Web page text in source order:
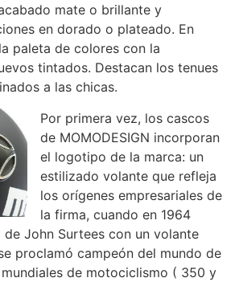
mate o brillante y
en dorado o plateado. En
paleta de colores con la
tintados. Destacan los tenues
a las chicas.
Por primera vez, los cascos
de MOMODESIGN incorporan
el logotipo de la marca: un
estilizado volante que refleja
los orígenes empresariales de
la firma, cuando en 1964
de John Surtees con un volante
proclamó campeón del mundo de
de motociclismo ( 350 y